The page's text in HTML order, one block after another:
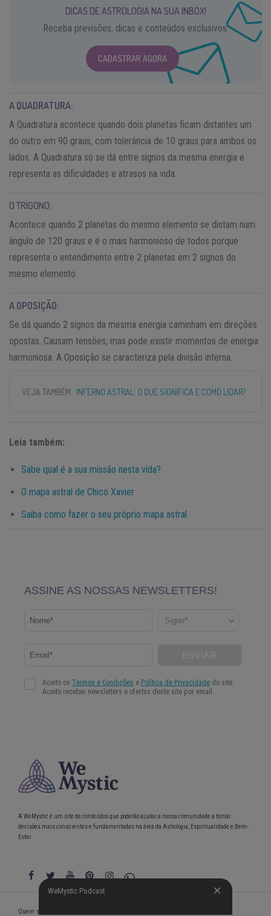
DICAS DE ASTROLOGIA NA SUA INBOX!
Receba previsões, dicas e conteúdos exclusivos.
CADASTRAR AGORA
A QUADRATURA:
A Quadratura acontece quando dois planetas ficam distantes um
do outro em 90 graus, com tolerância de 10 graus para ambos os
lados. A Quadratura só se dá entre signos da mesma energia e
representa as dificuldades e atrasos na vida.
O TRÍGONO:
Acontece quando 2 planetas do mesmo elemento se distam num
ângulo de 120 graus e é o mais harmonioso de todos porque
representa o entendimento entre 2 planetas em 2 signos do
mesmo elemento.
A OPOSIÇÃO:
Se dá quando 2 signos da mesma energia caminham em direções
opostas. Causam tensões, mas pode existir momentos de energia
harmoniosa. A Oposição se caracteriza pela divisão interna.
VEJA TAMBÉM INFERNO ASTRAL: O QUE SIGNIFICA E COMO LIDAR?
Leia também:
Sabe qual é a sua missão nesta vida?
O mapa astral de Chico Xavier
Saiba como fazer o seu próprio mapa astral
WeMystic Podcast
A WeMystic é um site de conteúdos que poderão ajudar a nossa comunidade a tomar
decisões mais conscientes e fundamentadas na área da Astrologia, Espiritualidade e Bem-
Estar.
WeMystic Podcast
Quem somos